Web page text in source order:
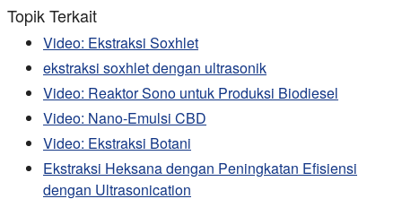
Topik Terkait
Video: Ekstraksi Soxhlet
ekstraksi soxhlet dengan ultrasonik
Video: Reaktor Sono untuk Produksi Biodiesel
Video: Nano-Emulsi CBD
Video: Ekstraksi Botani
Ekstraksi Heksana dengan Peningkatan Efisiensi
dengan Ultrasonication